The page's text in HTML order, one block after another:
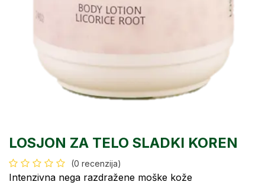
LOSJON ZA TELO SLADKI KOREN
(0 recenzija)
Intenzivna nega razdražene moške kože